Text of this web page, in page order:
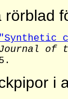
rörblad
of
i